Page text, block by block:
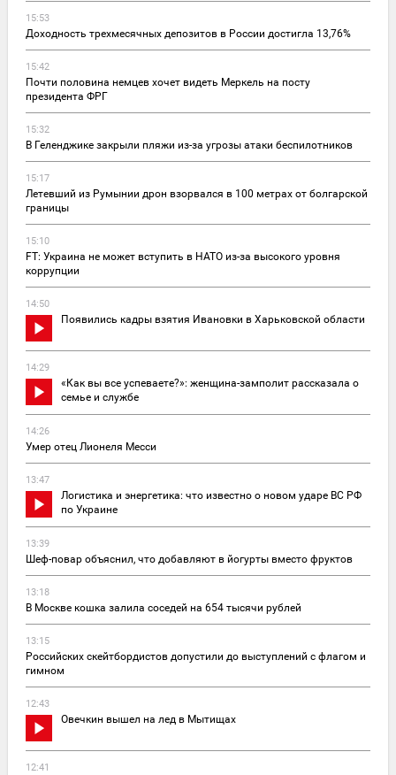
15:53
Доходность трехмесячных депозитов в России достигла 13,76%
15:42
Почти половина немцев хочет видеть Меркель на посту
президента ФРГ
15:32
В Геленджике закрыли пляжи из-за угрозы атаки беспилотников
15:17
Летевший из Румынии дрон взорвался в 100 метрах от болгарской
границы
15:10
FT: Украина не может вступить в НАТО из-за высокого уровня
коррупции
14:50
Появились кадры взятия Ивановки в Харьковской области
14:29
«Как вы все успеваете?»: женщина-замполит рассказала о
семье и службе
14:26
Умер отец Лионеля Месси
13:47
Логистика и энергетика: что известно о новом ударе ВС РФ
по Украине
13:39
Шеф-повар объяснил, что добавляют в йогурты вместо фруктов
13:18
В Москве кошка залила соседей на 654 тысячи рублей
13:15
Российских скейтбордистов допустили до выступлений с флагом и
гимном
12:43
Овечкин вышел на лед в Мытищах
12:41